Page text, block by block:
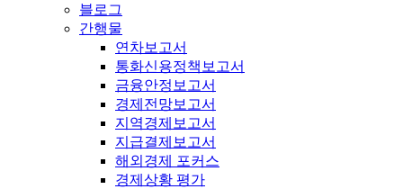
블로그
간행물
연차보고서
통화신용정책보고서
금융안정보고서
경제전망보고서
지역경제보고서
지급결제보고서
해외경제 포커스
경제상황 평가